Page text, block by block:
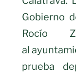
Gobierno
Rocío
al
prueba